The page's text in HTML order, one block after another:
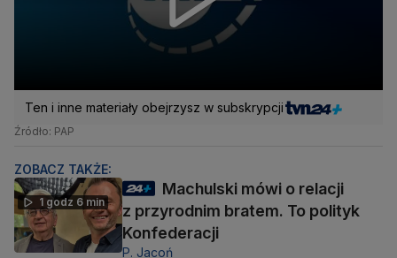
Ten i inne materiały obejrzysz w subskrypcji
Źródło: PAP
ZOBACZ TAKŻE:
1 godz 6 min
Machulski mówi o relacji
z przyrodnim bratem. To polityk
Konfederacji
P. Jacoń